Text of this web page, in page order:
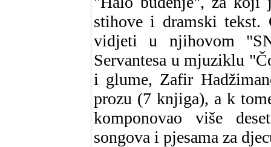
stihove i dramski tekst.
vidjeti u njihovom
Servantesa u mjuziklu
i glume, Zafir
prozu (7 knjiga), a k
komponovao više
songova i pjesama za